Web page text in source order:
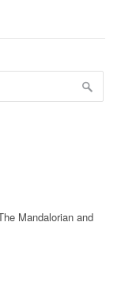
Mandalorian and